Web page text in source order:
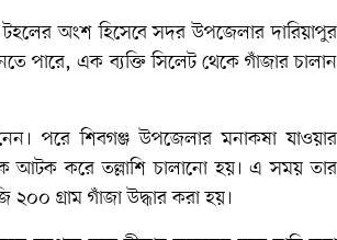
অংশ হিসেবে সদর উপজেলার দারিয়াপুর
পারে, এক ব্যক্তি সিলেট থেকে গাঁজার চালান
পরে শিবগঞ্জ উপজেলার মনাকষা যাওয়ার
আটক করে তল্লাশি চালানো হয়। এ সময় তার
২০০ গ্রাম গাঁজা উদ্ধার করা হয়।